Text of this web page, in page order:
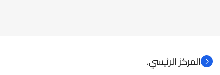
المركز الرئيسي.